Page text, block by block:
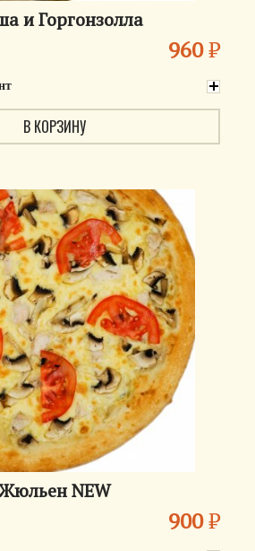
и Горгонзолла
960₽
В КОРЗИНУ
NEW
900₽